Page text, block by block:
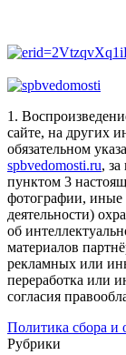
1.
сайте, на других
обязательном
spbvedomosti.ru,
пунктом 3
фотографии, иные
деятельности)
об
материалов
рекламных или
переработка или
согласия
Политика сбора и
Рубрики